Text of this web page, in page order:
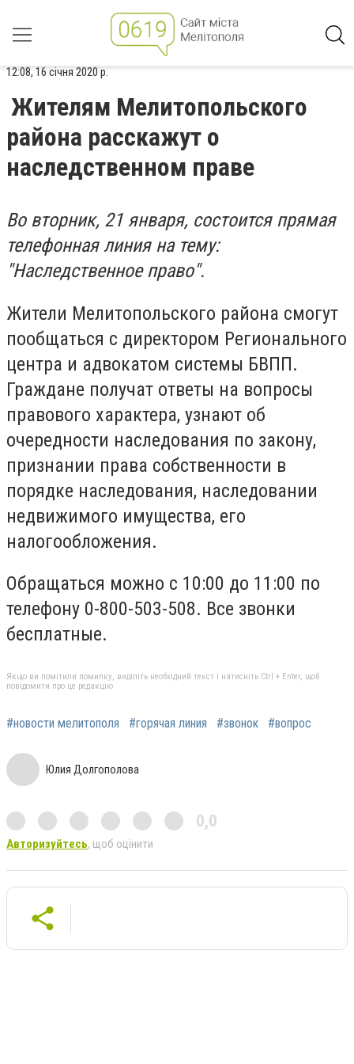
12:08, 16 січня 2020 р.
Жителям Мелитопольского
района расскажут о
наследственном праве
Во вторник, 21 января, состоится прямая
телефонная линия на тему:
"Наследственное право".
Жители Мелитопольского района смогут
пообщаться с директором Регионального
центра и адвокатом системы БВПП.
Граждане получат ответы на вопросы
правового характера, узнают об
очередности наследования по закону,
признании права собственности в
порядке наследования, наследовании
недвижимого имущества, его
налогообложения.
Обращаться можно с 10:00 до 11:00 по
телефону 0-800-503-508. Все звонки
бесплатные.
Якщо ви помітили помилку, виділіть необхідний текст і натисніть Ctrl + Enter, щоб
повідомити про це редакцію
#новости мелитополя #горячая линия #звонок #вопрос
Юлия Долгополова
0,0
Авторизуйтесь, щоб оцінити